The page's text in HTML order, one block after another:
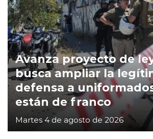
Avanza proyecto de
busca ampliar la
defensa a
están de franco
Martes 4 de agosto de 2026